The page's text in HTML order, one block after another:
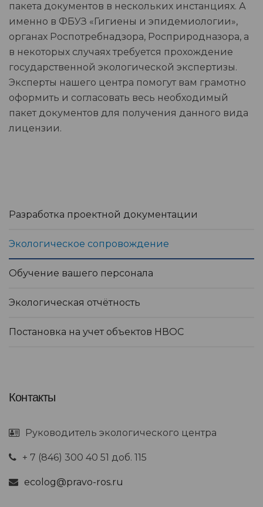
пакета документов в нескольких инстанциях. А
именно в ФБУЗ «Гигиены и эпидемиологии»,
органах Роспотребнадзора, Росприродназора, а
в некоторых случаях требуется прохождение
государственной экологической экспертизы.
Эксперты нашего центра помогут вам грамотно
оформить и согласовать весь необходимый
пакет документов для получения данного вида
лицензии.
Разработка проектной документации
Экологическое сопровождение
Обучение вашего персонала
Экологическая отчётность
Постановка на учет объектов НВОС
Контакты
Руководитель экологического центра
+ 7 (846) 300 40 51 доб. 115
ecolog@pravo-ros.ru